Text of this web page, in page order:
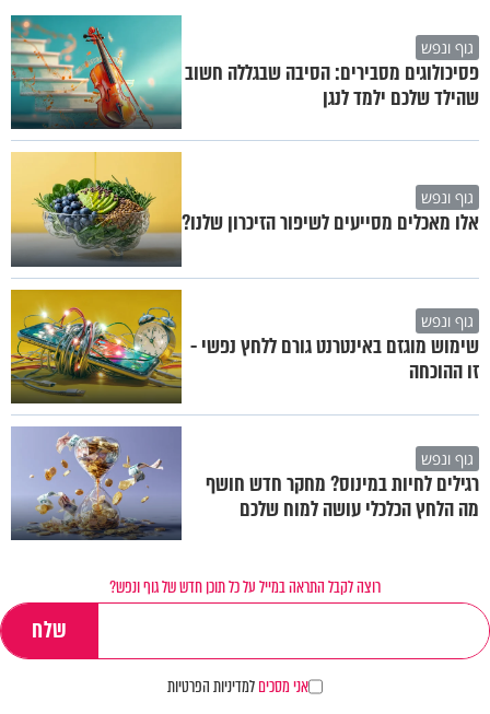
גוף ונפש
פסיכולוגים מסבירים: הסיבה שבגללה חשוב
שהילד שלכם ילמד לנגן
גוף ונפש
אלו מאכלים מסייעים לשיפור הזיכרון שלנו?
גוף ונפש
שימוש מוגזם באינטרנט גורם ללחץ נפשי -
זו ההוכחה
גוף ונפש
רגילים לחיות במינוס? מחקר חדש חושף
מה הלחץ הכלכלי עושה למוח שלכם
רוצה לקבל התראה במייל על כל תוכן חדש של גוף ונפש?
אני מסכיםלמדיניות הפרטיות